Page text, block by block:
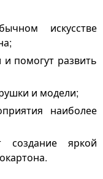
искусстве
и помогут развить
и модели;
наиболее
создание яркой